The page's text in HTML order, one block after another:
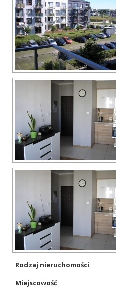
Rodzaj nieruchomości
Miejscowość